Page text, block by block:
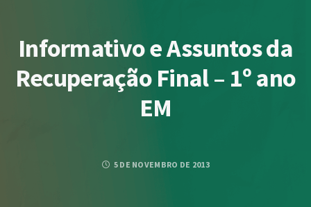
Informativo e Assuntos da
Recuperação Final – 1º ano
EM
5 DE NOVEMBRO DE 2013